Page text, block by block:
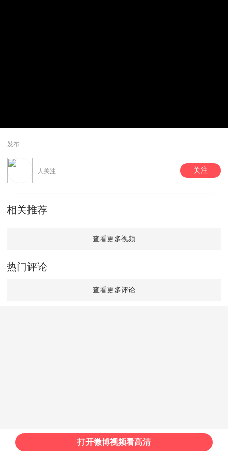
发布
人关注 关注
相关推荐
查看更多视频
热门评论
查看更多评论
打开微博视频看高清